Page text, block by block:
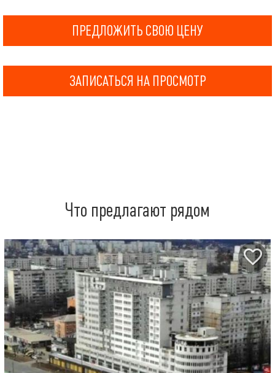
ПРЕДЛОЖИТЬ СВОЮ ЦЕНУ
ЗАПИСАТЬСЯ НА ПРОСМОТР
Что предлагают рядом